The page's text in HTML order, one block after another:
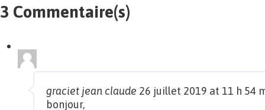
3 Commentaire(s)
graciet jean claude 26 juillet 2019 at 11 h 54
bonjour,